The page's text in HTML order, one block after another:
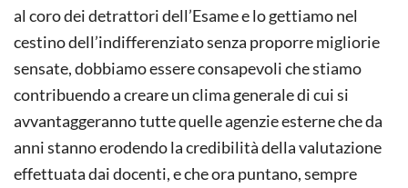
al coro dei detrattori dell’Esame e lo gettiamo nel
cestino dell’indifferenziato senza proporre migliorie
sensate, dobbiamo essere consapevoli che stiamo
contribuendo a creare un clima generale di cui si
avvantaggeranno tutte quelle agenzie esterne che da
anni stanno erodendo la credibilità della valutazione
effettuata dai docenti, e che ora puntano, sempre